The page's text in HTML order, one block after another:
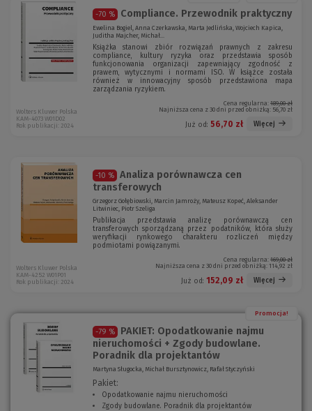
-70 % Compliance. Przewodnik praktyczny
Ewelina Bogiel, Anna Czerkawska, Marta Jedlińska, Wojciech Kapica,
Juditha Majcher, Michał...
Książka stanowi zbiór rozwiązań prawnych z zakresu
compliance, kultury ryzyka oraz przedstawia sposób
funkcjonowania organizacji zapewniający zgodność z
prawem, wytycznymi i normami ISO. W książce została
również w innowacyjny sposób przedstawiona mapa
zarządzania ryzykiem.
Cena regularna: 189,00 zł
Najniższa cena z 30 dni przed obniżką: 56,70 zł
Już od: 56,70 zł Więcej
Wolters Kluwer Polska
KAM-4073 W01D02
Rok publikacji: 2024
-10 %
Analiza porównawcza cen
transferowych
Grzegorz Gołębiowski, Marcin Jamroży, Mateusz Kopeć, Aleksander
Litwiniec, Piotr Szeliga
Publikacja przedstawia analizę porównawczą cen
transferowych sporządzaną przez podatników, która służy
weryfikacji rynkowego charakteru rozliczeń między
podmiotami powiązanymi.
Cena regularna: 169,00 zł
Najniższa cena z 30 dni przed obniżką: 114,92 zł
Już od: 152,09 zł Więcej
Wolters Kluwer Polska
KAM-4252 W01P01
Rok publikacji: 2024
Promocja!
-79 %
PAKIET: Opodatkowanie najmu
nieruchomości + Zgody budowlane.
Poradnik dla projektantów
Martyna Sługocka, Michał Bursztynowicz, Rafał Styczyński
Pakiet:
Opodatkowanie najmu nieruchomości
N
Zgody budowlane. Poradnik dla projektantów